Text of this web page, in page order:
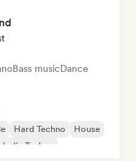
Bass musicDance
Hard Techno
House
Techno